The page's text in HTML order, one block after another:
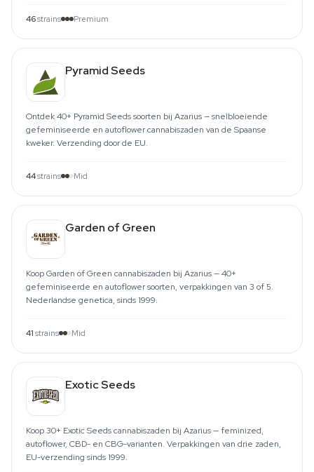
46strains Premium
Pyramid Seeds
Ontdek 40+ Pyramid Seeds soorten bij Azarius — snelbloeiende
gefeminiseerde en autoflower cannabiszaden van de Spaanse
kweker. Verzending door de EU.
44strains Mid
Garden of Green
Koop Garden of Green cannabiszaden bij Azarius — 40+
gefeminiseerde en autoflower soorten, verpakkingen van 3 of 5.
Nederlandse genetica, sinds 1999.
41 strains Mid
Exotic Seeds
Koop 30+ Exotic Seeds cannabiszaden bij Azarius — feminized,
autoflower, CBD- en CBG-varianten. Verpakkingen van drie zaden,
EU-verzending sinds 1999.